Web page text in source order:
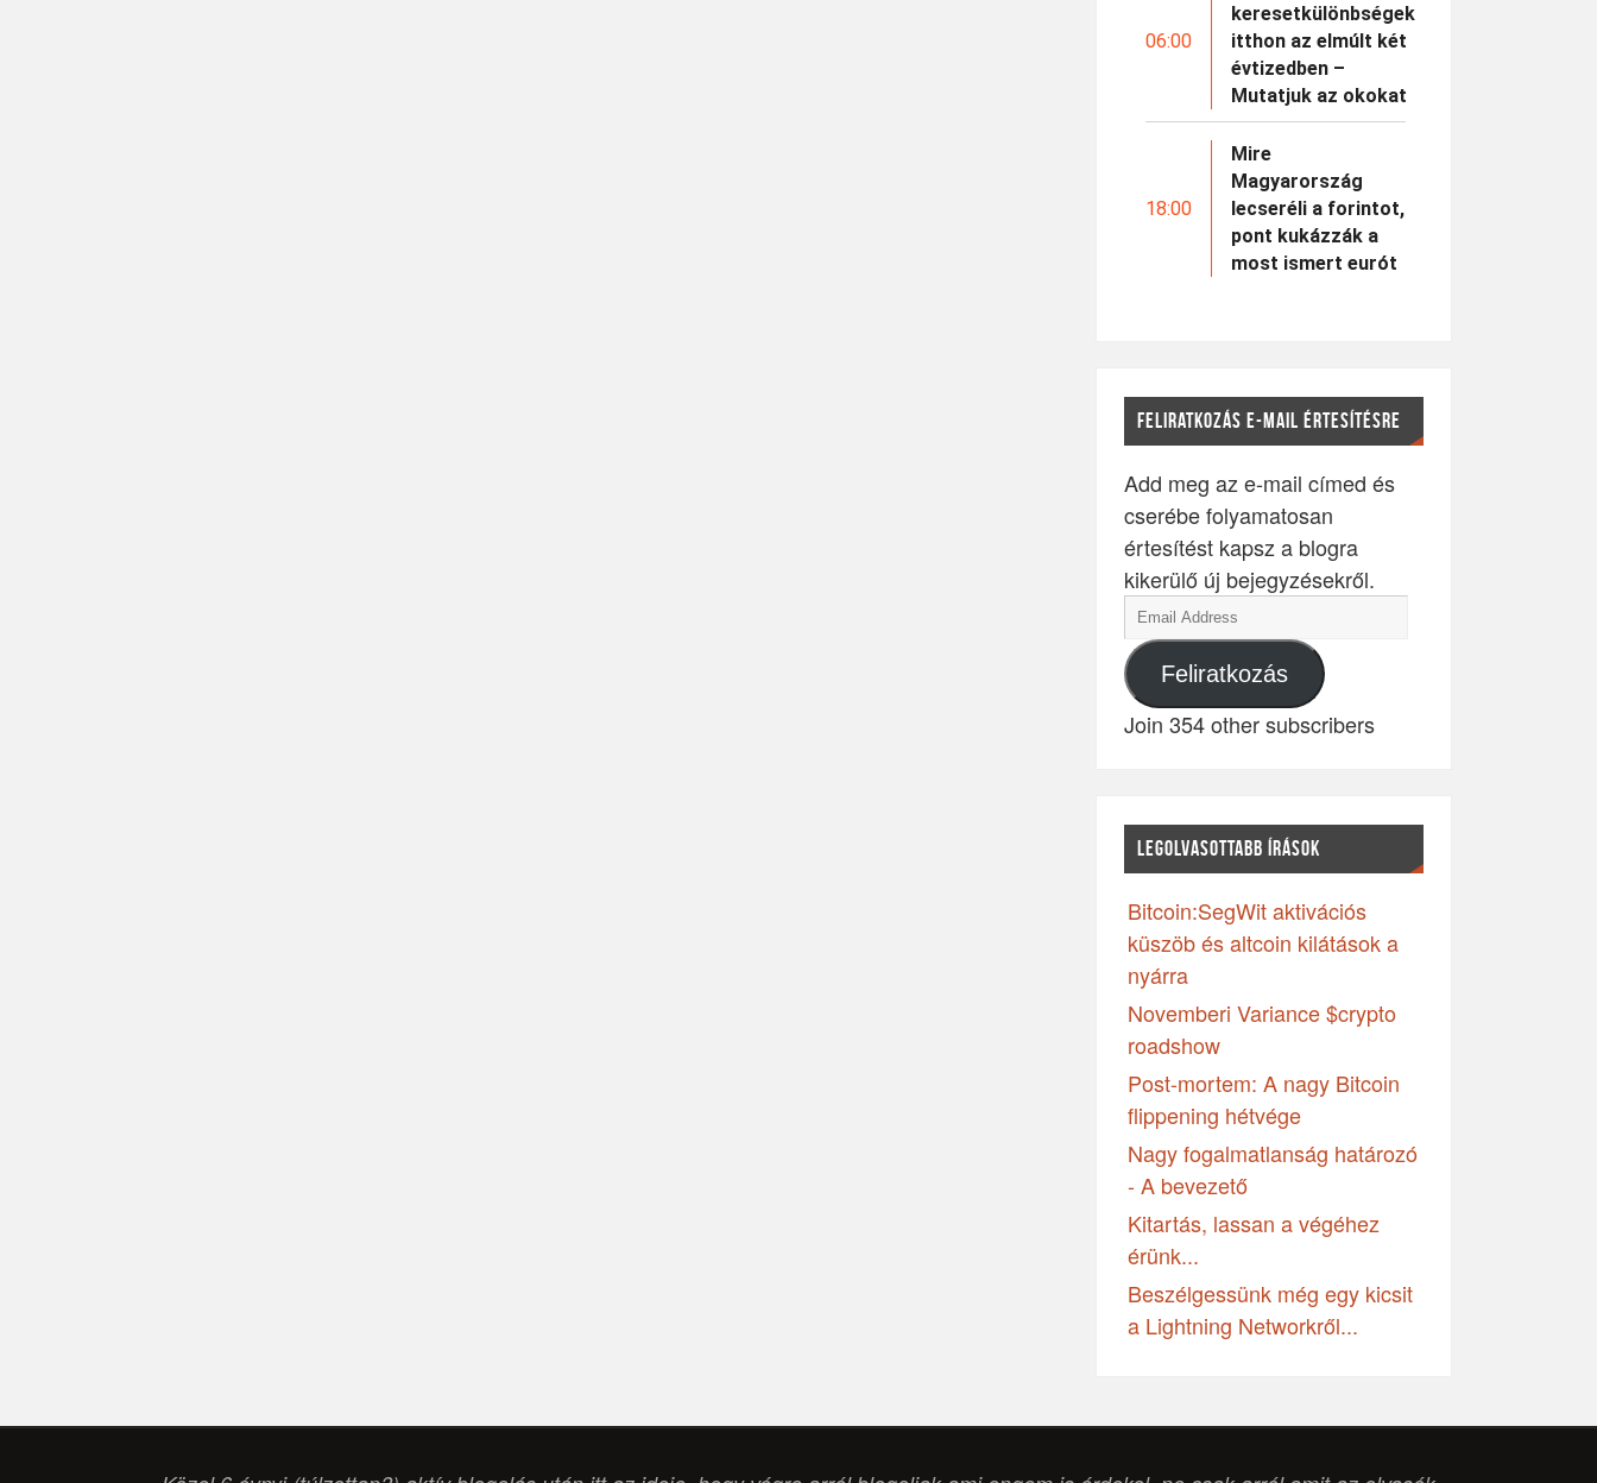
06:00
keresetkülönbségek
itthon az elmúlt két
évtizedben –
Mutatjuk az okokat
18:00
Mire
Magyarország
lecseréli a forintot,
pont kukázzák a
most ismert eurót
FELIRATKOZÁS E-MAIL ÉRTESÍTÉSRE
Add meg az e-mail címed és
cserébe folyamatosan
értesítést kapsz a blogra
kikerülő új bejegyzésekről.
Feliratkozás
Join 354 other subscribers
LEGOLVASOTTABB ÍRÁSOK
Bitcoin:SegWit aktivációs
küszöb és altcoin kilátások a
nyárra
Novemberi Variance $crypto
roadshow
Post-mortem: A nagy Bitcoin
flippening hétvége
Nagy fogalmatlanság határozó
- A bevezető
Kitartás, lassan a végéhez
érünk...
Beszélgessünk még egy kicsit
a Lightning Networkről...